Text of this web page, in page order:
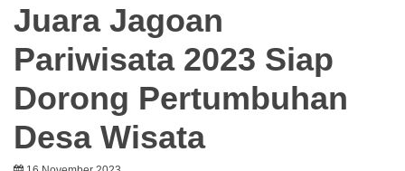
Juara Jagoan
Pariwisata 2023 Siap
Dorong Pertumbuhan
Desa Wisata